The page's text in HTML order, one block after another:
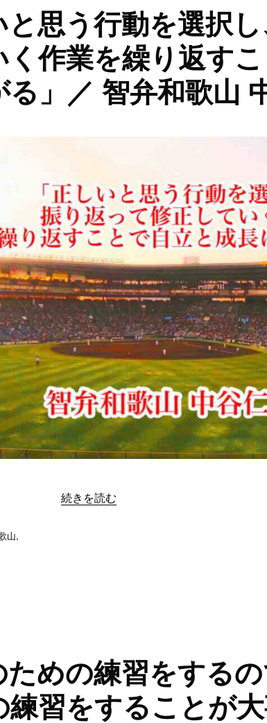
と思う行動を選択
作業を繰り返す
る」／ 智弁和歌山
“「正しいと思う行動を選択し、振り返
続きを読む
山,
ための練習をする
習をすることが